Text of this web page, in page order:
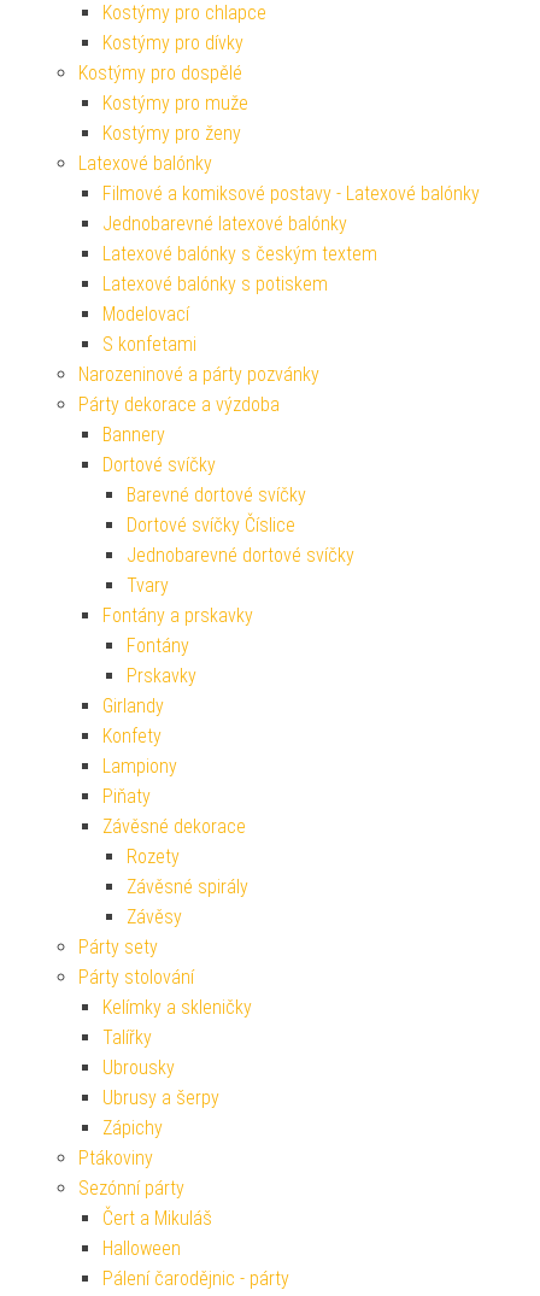
Kostýmy pro chlapce
Kostýmy pro dívky
Kostýmy pro dospělé
Kostýmy pro muže
Kostýmy pro ženy
Latexové balónky
Filmové a komiksové postavy - Latexové balónky
Jednobarevné latexové balónky
Latexové balónky s českým textem
Latexové balónky s potiskem
Modelovací
S konfetami
Narozeninové a párty pozvánky
Párty dekorace a výzdoba
Bannery
Dortové svíčky
Barevné dortové svíčky
Dortové svíčky Číslice
Jednobarevné dortové svíčky
Tvary
Fontány a prskavky
Fontány
Prskavky
Girlandy
Konfety
Lampiony
Piňaty
Závěsné dekorace
Rozety
Závěsné spirály
Závěsy
Párty sety
Párty stolování
Kelímky a skleničky
Talířky
Ubrousky
Ubrusy a šerpy
Zápichy
Ptákoviny
Sezónní párty
Čert a Mikuláš
Halloween
Pálení čarodějnic - párty